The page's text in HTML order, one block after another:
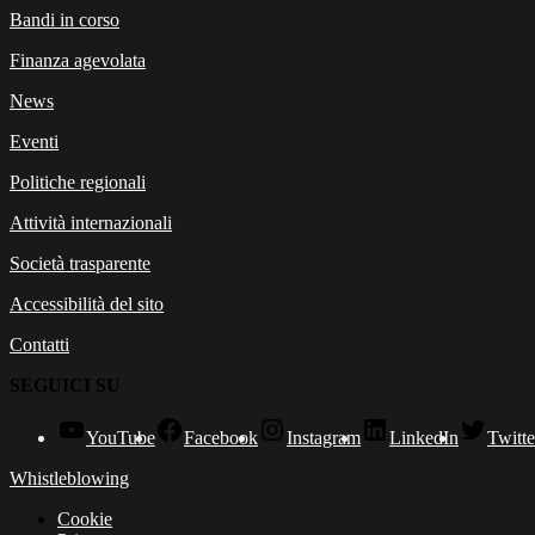
Bandi in corso
Finanza agevolata
News
Eventi
Politiche regionali
Attività internazionali
Società trasparente
Accessibilità del sito
Contatti
SEGUICI SU
YouTube Facebook Instagram LinkedIn
Whistleblowing
Cookie